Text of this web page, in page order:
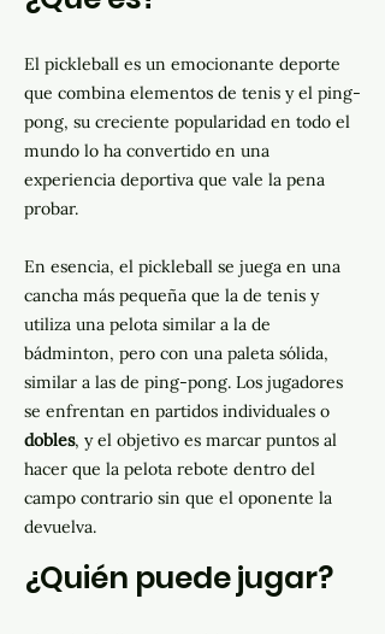
El pickleball es un emocionante deporte
que combina elementos de tenis y el ping-
pong, su creciente popularidad en todo el
mundo lo ha convertido en una
experiencia deportiva que vale la pena
probar.
En esencia, el pickleball se juega en una
cancha más pequeña que la de tenis y
utiliza una pelota similar a la de
bádminton, pero con una paleta sólida,
similar a las de ping-pong. Los jugadores
se enfrentan en partidos individuales o
dobles, y el objetivo es marcar puntos al
hacer que la pelota rebote dentro del
campo contrario sin que el oponente la
devuelva.
¿Quién puede jugar?